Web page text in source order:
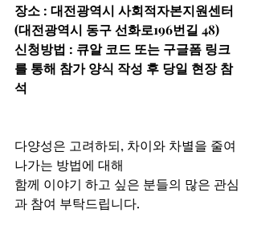
장소 : 대전광역시 사회적자본지원센터
(대전광역시 동구 선화로196번길 48)
신청방법 : 큐알 코드 또는 구글폼 링크
를 통해 참가 양식 작성 후 당일 현장 참
석
다양성은 고려하되, 차이와 차별을 줄여
나가는 방법에 대해
함께 이야기 하고 싶은 분들의 많은 관심
과 참여 부탁드립니다.